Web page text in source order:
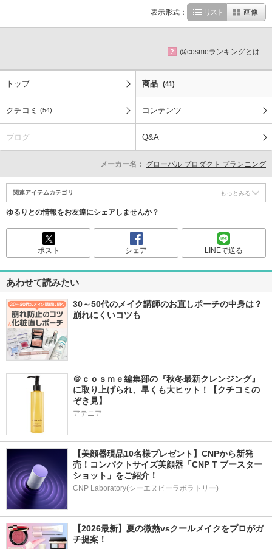
表示形式： リスト 画像
? @cosmeランキングとは
トップ 商品 (41)
クチコミ (54) コンテンツ
ブログ Q&A
メーカー名： グローバル プロダクト プランニング
関連アイテムカテゴリ もっとみる
ゆるりとの情報をお友達にシェアしませんか？
ポスト シェア LINEで送る
あわせて読みたい
30～50代のメイク講師のお直しポーチの中身は？
崩れにくいコツも
＠ｃｏｓｍｅ編集部の『秋冬最新クレンジング』
に取り上げられ、早くも大ヒット！【クチコミの
ぞき見】
アテニア
【美顔器現品10名様プレゼント】CNPから新発
売！コンパクトサイズ美顔器「CNP T ブースター
ショット」をご紹介！
CNP Laboratory(シーエヌピーラボラトリー)
【2026最新】夏の微熱vsクールメイクをプロがガ
チ提案！